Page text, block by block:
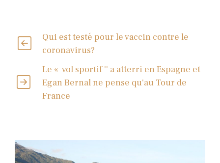
Qui est testé pour le vaccin contre le
coronavirus?
Le « vol sportif '' a atterri en Espagne et
Egan Bernal ne pense qu'au Tour de
France